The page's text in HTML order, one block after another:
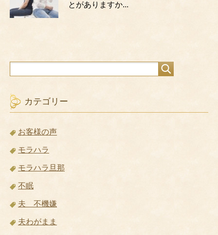
とがありますか...
カテゴリー
お客様の声
モラハラ
モラハラ旦那
不眠
夫 不機嫌
夫わがまま